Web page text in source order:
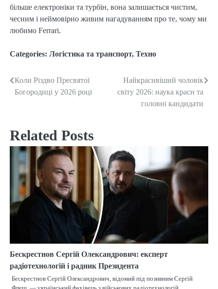
більше електроніки та турбін, вона залишається чистим,
чесним і неймовірно живим нагадуванням про те, чому ми
любимо Ferrari.
Categories: Логістика та транспорт, Техно
Post
navigation
Коли Різдво Пресвятої
Богородиці у 2026 році
Найкрасивіший чоловік
світу 2026: наука краси та
головні кандидати
Related Posts
Бескрестнов Сергій Олександрович: експерт
радіотехнологій і радник Президента
Бескрестнов Сергій Олександрович, відомий під позивним Сергій